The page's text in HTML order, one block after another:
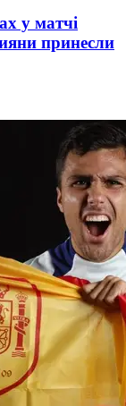
у матчі
принесли